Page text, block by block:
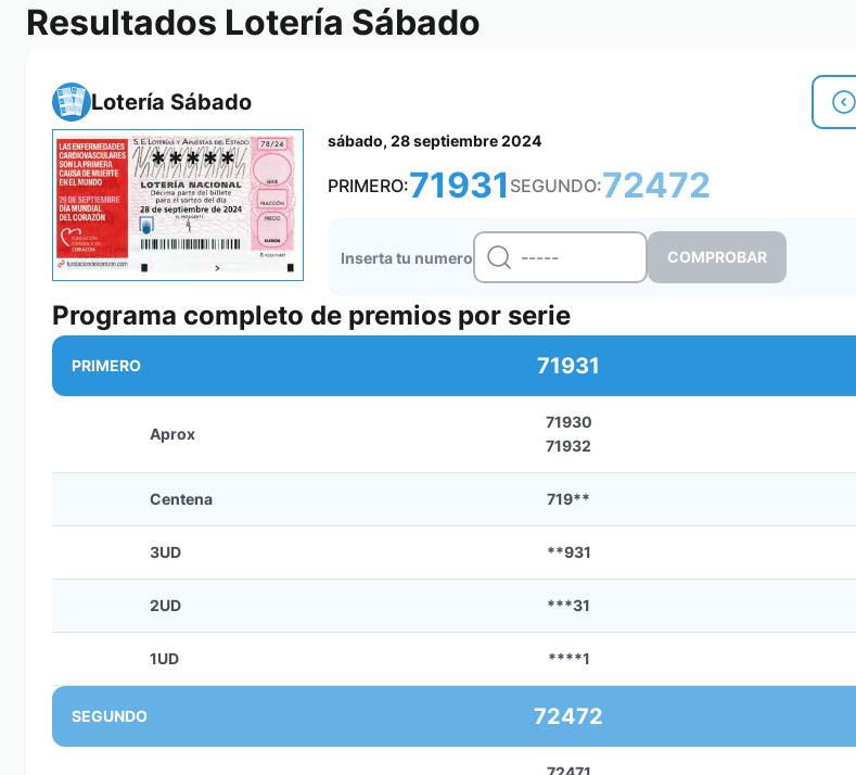
Resultados Lotería Sábado
Lotería Sábado
sábado, 28 septiembre 2024
PRIMERO:71931 SEGUNDO:72472
Inserta tu numero
*****
Programa completo de premios por serie
PRIMERO 71931
Aprox
71930
71932
Centena 719**
3UD **931
2UD ***31
1UD ****1
SEGUNDO 72472